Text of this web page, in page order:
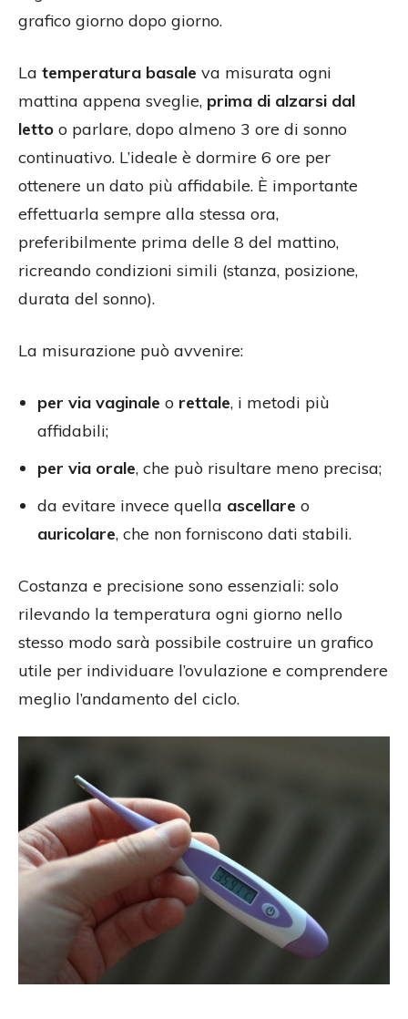
grafico giorno dopo giorno.
La temperatura basale va misurata ogni
mattina appena sveglie, prima di alzarsi dal
letto o parlare, dopo almeno 3 ore di sonno
continuativo. L’ideale è dormire 6 ore per
ottenere un dato più affidabile. È importante
effettuarla sempre alla stessa ora,
preferibilmente prima delle 8 del mattino,
ricreando condizioni simili (stanza, posizione,
durata del sonno).
La misurazione può avvenire:
per via vaginale o rettale, i metodi più
affidabili;
per via orale, che può risultare meno precisa;
da evitare invece quella ascellare o
auricolare, che non forniscono dati stabili.
Costanza e precisione sono essenziali: solo
rilevando la temperatura ogni giorno nello
stesso modo sarà possibile costruire un grafico
utile per individuare l’ovulazione e comprendere
meglio l’andamento del ciclo.